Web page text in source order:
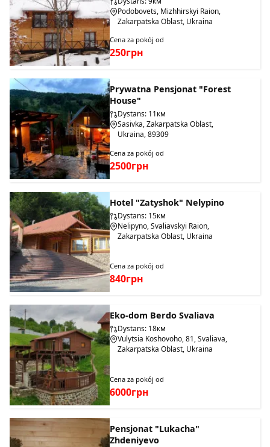
Podobovets, Mizhhirskyi Raion,
Zakarpatska Oblast, Ukraina
Cena za pokój od
250грн
Prywatna Pensjonat "Forest
House"
Dystans: 11км
Sasivka, Zakarpatska Oblast,
Ukraina, 89309
Cena za pokój od
2500грн
Hotel "Zatyshok" Nelypino
Dystans: 15км
Nelipyno, Svaliavskyi Raion,
Zakarpatska Oblast, Ukraina
Cena za pokój od
840грн
Eko-dom Berdo Svaliava
Dystans: 18км
Vulytsia Koshovoho, 81, Svaliava,
Zakarpatska Oblast, Ukraina
Cena za pokój od
6000грн
Pensjonat "Lukacha"
Zhdeniyevo